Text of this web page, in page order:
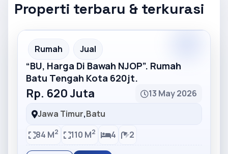
Properti terbaru & terkurasi
Partner Ad
Rumah Jual
“BU, Harga Di Bawah NJOP”. Rumah
Batu Tengah Kota 620jt.
Rp. 620 Juta
13 May 2026
Jawa Timur,Batu
84 M2 110 M2 4 2